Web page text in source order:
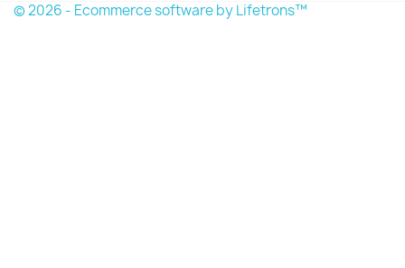
© 2026 - Ecommerce software by Lifetrons™